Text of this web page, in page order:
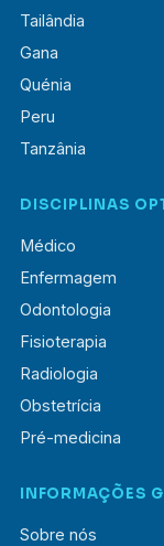
Tailândia
Gana
Quénia
Peru
Tanzânia
DISCIPLINAS
Médico
Enfermagem
Odontologia
Fisioterapia
Radiologia
Obstetrícia
Pré-medicina
INFORMAÇÕES
Sobre nós